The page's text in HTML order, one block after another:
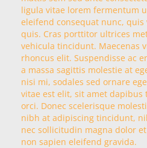
ligula vitae lorem fermentum
eleifend consequat nunc, quis
quis. Cras porttitor ultrices
vehicula tincidunt. Maecenas
rhoncus elit. Suspendisse ac
a massa sagittis molestie at
nisi mi, sodales sed ornare
vitae est elit, sit amet
orci. Donec scelerisque
nibh at adipiscing tincidunt,
nec sollicitudin magna dolor
non sapien eleifend gravida.